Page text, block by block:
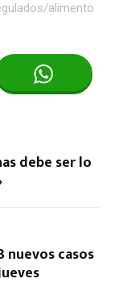
alimento
debe ser lo
nuevos casos